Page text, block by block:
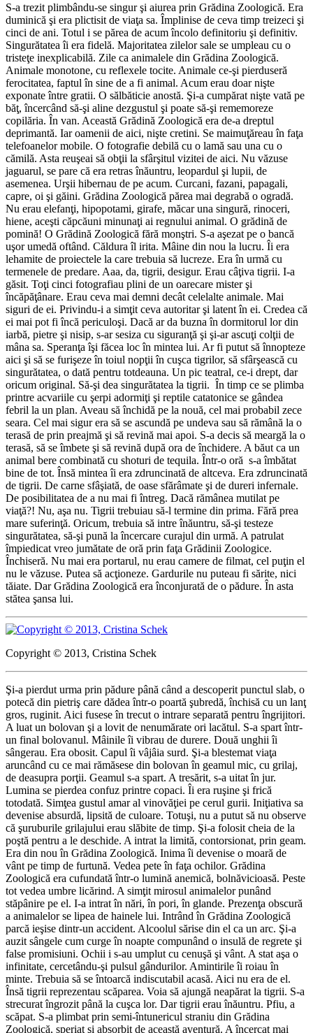
S-a trezit plimbându-se singur şi aiurea prin Grădina Zoologică. Era
duminică şi era plictisit de viaţa sa. Împlinise de ceva timp treizeci şi
cinci de ani. Totul i se părea de acum încolo definitoriu şi definitiv.
Singurătatea îi era fidelă. Majoritatea zilelor sale se umpleau cu o
tristeţe inexplicabilă. Zile ca animalele din Grădina Zoologică.
Animale monotone, cu reflexele tocite. Animale ce-şi pierduseră
ferocitatea, faptul în sine de a fi animal. Acum erau doar nişte
exponate între gratii. O sălbăticie anostă. Şi-a cumpărat nişte vată pe
băţ, încercând să-şi aline dezgustul şi poate să-şi rememoreze
copilăria. În van. Această Grădină Zoologică era de-a dreptul
deprimantă. Iar oamenii de aici, nişte cretini. Se maimuţăreau în faţa
telefoanelor mobile. O fotografie debilă cu o lamă sau una cu o
cămilă. Asta reuşeai să obţii la sfârşitul vizitei de aici. Nu văzuse
jaguarul, se pare că era retras înăuntru, leopardul şi lupii, de
asemenea. Urşii hibernau de pe acum. Curcani, fazani, papagali,
capre, oi şi găini. Grădina Zoologică părea mai degrabă o ogradă.
Nu erau elefanţi, hipopotami, girafe, măcar una singură, rinoceri,
hiene, aceşti căpcăuni minunaţi ai regnului animal. O grădină de
pomină! O Grădină Zoologică fără monştri. S-a aşezat pe o bancă
uşor umedă oftând. Căldura îl irita. Mâine din nou la lucru. Îi era
lehamite de proiectele la care trebuia să lucreze. Era în urmă cu
termenele de predare. Aaa, da, tigrii, desigur. Erau câţiva tigrii. I-a
găsit. Toţi cinci fotografiau plini de un oarecare mister şi
încăpăţânare. Erau ceva mai demni decât celelalte animale. Mai
siguri de ei. Privindu-i a simţit ceva autoritar şi latent în ei. Credea că
ei mai pot fi încă periculoşi. Dacă ar da buzna în dormitorul lor din
iarbă, pietre şi nisip, s-ar sesiza cu siguranţă şi şi-ar ascuţi colţii de
mâna sa. Speranţa îşi făcea loc în mintea lui. Ar fi putut să înnopteze
aici şi să se furişeze în toiul nopţii în cuşca tigrilor, să sfârşească cu
singurătatea, o dată pentru totdeauna. Un pic teatral, ce-i drept, dar
oricum original. Să-şi dea singurătatea la tigrii. În timp ce se plimba
printre acvariile cu şerpi adormiţi şi reptile catatonice se gândea
febril la un plan. Aveau să închidă pe la nouă, cel mai probabil zece
seara. Cel mai sigur era să se ascundă pe undeva sau să rămână la o
terasă de prin preajmă şi să revină mai apoi. S-a decis să meargă la o
terasă, să se îmbete şi să revină după ora de închidere. A băut ca un
animal bere combinată cu shoturi de tequila. Într-o oră s-a îmbătat
bine de tot. Însă mintea îi era zdruncinată de altceva. Era zdruncinată
de tigrii. De carne sfâşiată, de oase sfărâmate şi de dureri infernale.
De posibilitatea de a nu mai fi întreg. Dacă rămânea mutilat pe
viaţă?! Nu, aşa nu. Tigrii trebuiau să-l termine din prima. Fără prea
mare suferinţă. Oricum, trebuia să intre înăuntru, să-şi testeze
singurătatea, să-şi pună la încercare curajul din urmă. A patrulat
împiedicat vreo jumătate de oră prin faţa Grădinii Zoologice.
Închiseră. Nu mai era portarul, nu erau camere de filmat, cel puţin el
nu le văzuse. Putea să acţioneze. Gardurile nu puteau fi sărite, nici
tăiate. Dar Grădina Zoologică era înconjurată de o pădure. În asta
stătea şansa lui.
Copyright © 2013, Cristina Schek
Şi-a pierdut urma prin pădure până când a descoperit punctul slab, o
potecă din pietriş care dădea într-o poartă şubredă, închisă cu un lanţ
gros, ruginit. Aici fusese în trecut o intrare separată pentru îngrijitori.
A luat un bolovan şi a lovit de nenumărate ori lacătul. S-a spart într-
un final bolovanul. Mâinile îi vibrau de durere. Două unghii îi
sângerau. Era obosit. Capul îi vâjâia surd. Şi-a blestemat viaţa
aruncând cu ce mai rămăsese din bolovan în geamul mic, cu grilaj,
de deasupra porţii. Geamul s-a spart. A tresărit, s-a uitat în jur.
Lumina se pierdea confuz printre copaci. Îi era ruşine şi frică
totodată. Simţea gustul amar al vinovăţiei pe cerul gurii. Iniţiativa sa
devenise absurdă, lipsită de culoare. Totuşi, nu a putut să nu observe
că şuruburile grilajului erau slăbite de timp. Şi-a folosit cheia de la
poştă pentru a le deschide. A intrat la limită, contorsionat, prin geam.
Era din nou în Grădina Zoologică. Inima îi devenise o moară de
vânt pe timp de furtună. Vedea pete în faţa ochilor. Grădina
Zoologică era cufundată într-o lumină anemică, bolnăvicioasă. Peste
tot vedea umbre licărind. A simţit mirosul animalelor punând
stăpânire pe el. I-a intrat în nări, în pori, în glande. Prezenţa obscură
a animalelor se lipea de hainele lui. Intrând în Grădina Zoologică
parcă ieşise dintr-un accident. Alcoolul sărise din el ca un arc. Şi-a
auzit sângele cum curge în noapte compunând o insulă de regrete şi
false promisiuni. Ochii i s-au umplut cu cenuşă şi vânt. A stat aşa o
infinitate, cercetându-şi pulsul gândurilor. Amintirile îi roiau în
minte. Trebuia să se întoarcă indiscutabil acasă. Aici nu era de el.
Însă tigrii reprezentau scăparea. Voia să ajungă neapărat la tigrii. S-a
strecurat îngrozit până la cuşca lor. Dar tigrii erau înăuntru. Pfiu, a
scăpat. S-a plimbat prin semi-întunericul straniu din Grădina
Zoologică, speriat şi absorbit de această aventură. A încercat mai